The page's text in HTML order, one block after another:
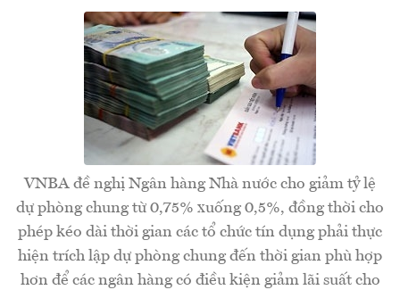
VNBA đề nghị Ngân hàng Nhà nước cho giảm tỷ lệ
dự phòng chung từ 0,75% xuống 0,5%, đồng thời cho
phép kéo dài thời gian các tổ chức tín dụng phải thực
hiện trích lập dự phòng chung đến thời gian phù hợp
hơn để các ngân hàng có điều kiện giảm lãi suất cho